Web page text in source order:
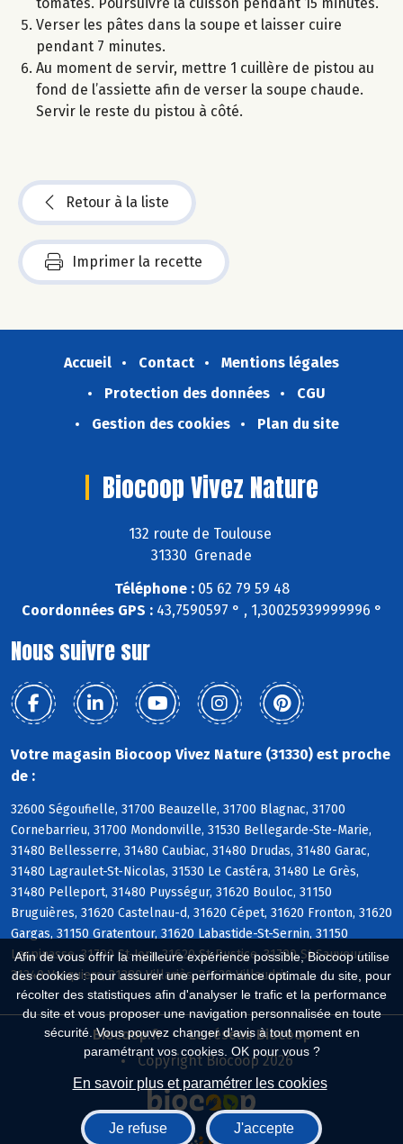
Afin de vous offrir la meilleure expérience possible, Biocoop utilise
des cookies : pour assurer une performance optimale du site, pour
récolter des statistiques afin d'analyser le trafic et la performance
du site et vous proposer une navigation personnalisée en toute
sécurité. Vous pouvez changer d'avis à tout moment en
paramétrant vos cookies. OK pour vous ?
En savoir plus et paramétrer les cookies
Je refuse J'accepte
tomates. Poursuivre la cuisson pendant 15 minutes.
Verser les pâtes dans la soupe et laisser cuire
pendant 7 minutes.
Au moment de servir, mettre 1 cuillère de pistou au
fond de l’assiette afin de verser la soupe chaude.
Servir le reste du pistou à côté.
Retour à la liste
Imprimer la recette
Accueil Contact
Mentions légales
Protection des données
CGU
Gestion des cookies
Plan du site
Biocoop Vivez Nature
132 route de Toulouse
31330 Grenade
Téléphone :05 62 79 59 48
Coordonnées GPS :43,7590597 ° , 1,30025939999996 °
Nous suivre sur
Votre magasin Biocoop Vivez Nature (31330) est proche
de :
32600 Ségoufielle, 31700 Beauzelle, 31700 Blagnac, 31700
Cornebarrieu, 31700 Mondonville, 31530 Bellegarde-Ste-Marie,
31480 Bellesserre, 31480 Caubiac, 31480 Drudas, 31480 Garac,
31480 Lagraulet-St-Nicolas, 31530 Le Castéra, 31480 Le Grès,
31480 Pelleport, 31480 Puysségur, 31620 Bouloc, 31150
Bruguières, 31620 Castelnau-d, 31620 Cépet, 31620 Fronton, 31620
Gargas, 31150 Gratentour, 31620 Labastide-St-Sernin, 31150
Lespinasse, 31790 St-Jory, 31620 St-Rustice, 31790 St-Sauveur,
31340 Vacquiers, 31380 Villariès, 31620 Villaudric
Biocoop.fr
Le réseau Biocoop
Copyright Biocoop 2026